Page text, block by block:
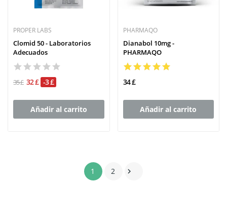
PROPER LABS
Clomid 50 - Laboratorios
Adecuados
35 £ 32 £ -3 £
Añadir al carrito
PHARMAQO
Dianabol 10mg -
PHARMAQO
34 £
Añadir al carrito
1 2 